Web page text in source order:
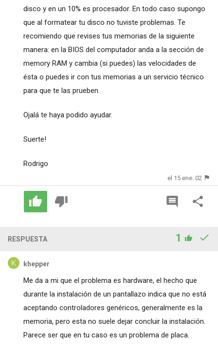
disco y en un 10% es procesador. En todo caso supongo
que al formatear tu disco no tuviste problemas. Te
recomiendo que revises tus memorias de la siguiente
manera: en la BIOS del computador anda a la sección de
memory RAM y cambia (si puedes) las velocidades de
ésta o puedes ir con tus memorias a un servicio técnico
para que te las prueben.
Ojalá te haya podido ayudar.
Suerte!
Rodrigo
el 15 ene. 02
RESPUESTA 1
khepper
Me da a mi que el problema es hardware, el hecho que
durante la instalación de un pantallazo indica que no está
aceptando controladores genéricos, generalmente es la
memoria, pero esta no suele dejar concluir la instalación.
Parece ser que en tu caso es un problema de placa.